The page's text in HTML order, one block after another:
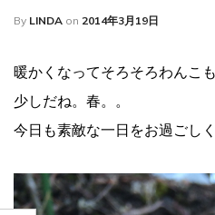
By LINDA on 2014年3月19日
暖かくなってそろそろわんこ
少しだね。春。。
今日も素敵な一日をお過ごし